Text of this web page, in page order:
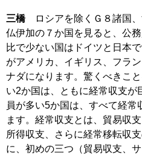
三橋ロシアを除くＧ８諸国、
仏伊加の７か国を見ると、公
比で少ない国はドイツと日本
がアメリカ、イギリス、フラ
ナダになります。驚くべきこ
い2か国は、ともに経常収支が
員が多い5か国は、すべて経常
ます。経常収支とは、貿易収
所得収支、さらに経常移転収
に、初めの三つ（貿易収支、